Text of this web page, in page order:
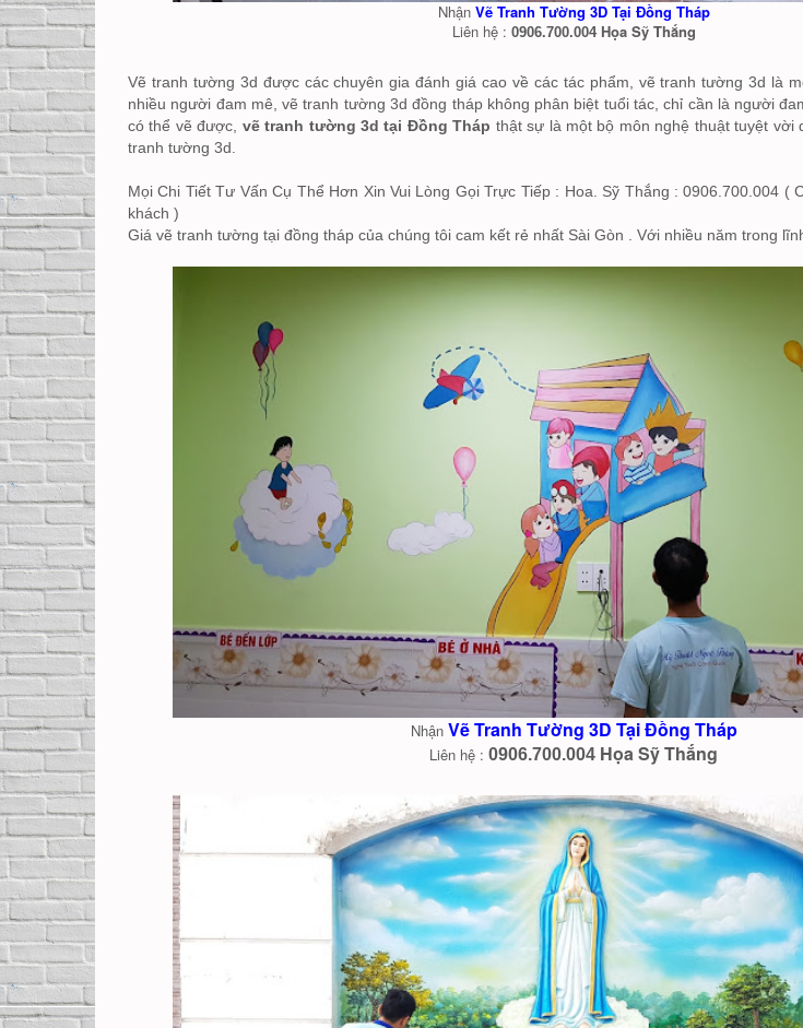
Nhận Vẽ Tranh Tường 3D Tại Đồng Tháp
Liên hệ : 0906.700.004Họa Sỹ Thắng
Vẽ tranh tường 3d được các chuyên gia đánh giá cao về các tác phẩm, vẽ tranh tường 3d là
nhiều người đam mê, vẽ tranh tường 3d đồng tháp không phân biệt tuổi tác, chỉ cần là người
có thể vẽ được, vẽ tranh tường 3d tại Đồng Tháp thật sự là một bộ môn nghệ thuật tuyệt vời
tranh tường 3d.
Mọi Chi Tiết Tư Vấn Cụ Thể Hơn Xin Vui Lòng Gọi Trực Tiếp : Hoa. Sỹ Thắng : 0906.700.004 (
khách )
Giá vẽ tranh tường tại đồng tháp của chúng tôi cam kết rẻ nhất Sài Gòn . Với nhiều năm trong
Nhận Vẽ Tranh Tường 3D Tại Đồng Tháp
Liên hệ :0906.700.004 Họa Sỹ Thắng